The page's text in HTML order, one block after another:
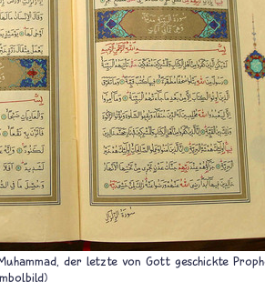
der letzte von Gott geschickte